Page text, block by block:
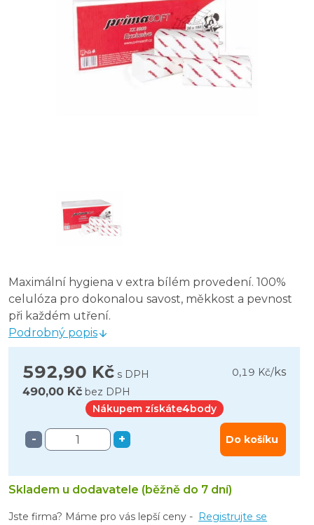
Maximální hygiena v extra bílém provedení. 100%
celulóza pro dokonalou savost, měkkost a pevnost
při každém utření.
Podrobný popis
592,90 Kč s DPH 0,19 Kč/ks
490,00 Kč bez DPH
Nákupem získáte4body
- + Do košíku
Skladem u dodavatele (běžně do 7 dní)
Jste firma? Máme pro vás lepší ceny - Registrujte se